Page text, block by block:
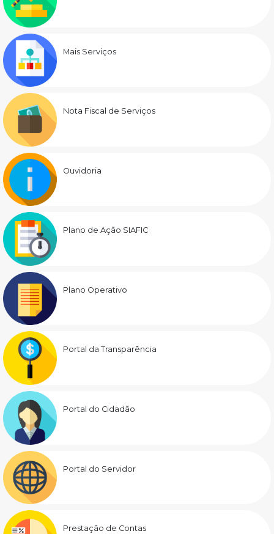
Mais Serviços
Nota Fiscal de Serviços
Ouvidoria
Plano de Ação SIAFIC
Plano Operativo
Portal da Transparência
Portal do Cidadão
Portal do Servidor
Prestação de Contas